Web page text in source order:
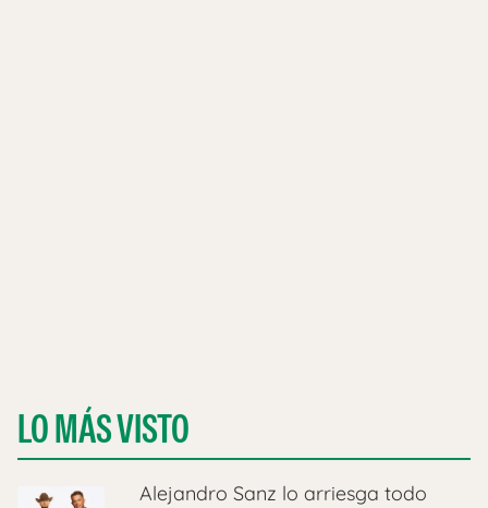
LO MÁS VISTO
Alejandro Sanz lo arriesga todo